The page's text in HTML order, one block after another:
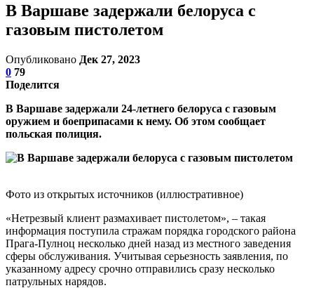
В Варшаве задержали белоруса с
газовым пистолетом
Опубликовано Дек 27, 2023
0 79
Поделится
В Варшаве задержали 24-летнего белоруса с газовым
оружием и боеприпасами к нему. Об этом сообщает
польская полиция.
Фото из открытых источников (иллюстративное)
«Нетрезвый клиент размахивает пистолетом», – такая
информация поступила стражам порядка городского района
Прага-Пулноц несколько дней назад из местного заведения
сферы обслуживания. Учитывая серьезность заявления, по
указанному адресу срочно отправились сразу несколько
патрульных нарядов.